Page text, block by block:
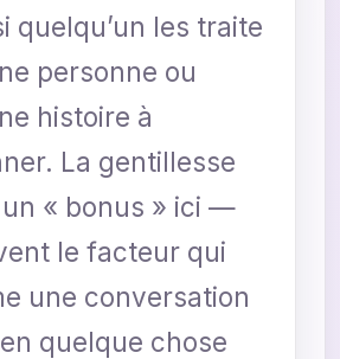
quelqu’un les traite
personne ou
histoire à
La gentillesse
un « bonus » ici —
le facteur qui
une conversation
quelque chose